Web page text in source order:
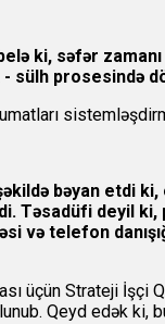
ki, səfər
sülh prosesində
bəyan etdi
Təsadüfi deyil
telefon
üçün Strateji
Qeyd edək